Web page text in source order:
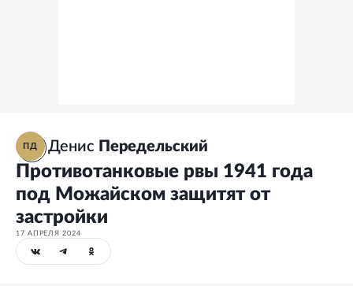
ПД Денис Передельский
Противотанковые рвы 1941 года
под Можайском защитят от
застройки
17 АПРЕЛЯ 2024